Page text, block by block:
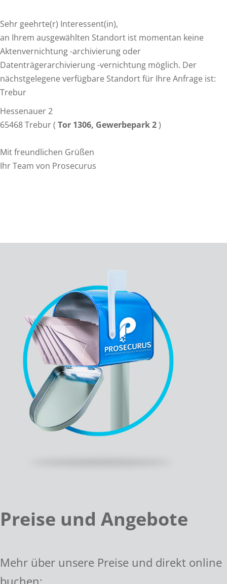
Sehr geehrte(r) Interessent(in),
an Ihrem ausgewählten Standort ist momentan keine
Aktenvernichtung -archivierung oder
Datenträgerarchivierung -vernichtung möglich. Der
nächstgelegene verfügbare Standort für Ihre Anfrage ist:
Trebur
Hessenauer 2
65468 Trebur ( Tor 1306, Gewerbepark 2)
Mit freundlichen Grüßen
Ihr Team von Prosecurus
Preise und Angebote
Mehr über unsere Preise und direkt online
buchen: